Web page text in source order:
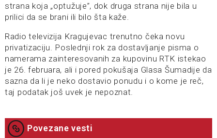
strana koja „optužuje”, dok druga strana nije bila u
prilici da se brani ili bilo šta kaže.
Radio televizija Kragujevac trenutno čeka novu
privatizaciju. Poslednji rok za dostavljanje pisma o
namerama zainteresovanih za kupovinu RTK istekao
je 26. februara, ali i pored pokušaja Glasa Šumadije da
sazna da li je neko dostavio ponudu i o kome je reč,
taj podatak još uvek je nepoznat.
Povezane vesti